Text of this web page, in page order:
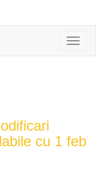
cu 1 feb